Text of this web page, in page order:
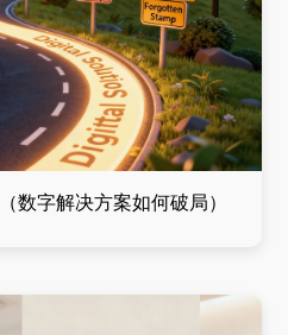
数字解决方案如何破局）